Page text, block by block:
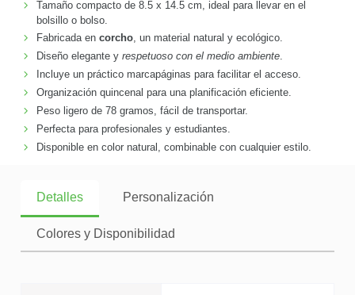
Tamaño compacto de 8.5 x 14.5 cm, ideal para llevar en el
bolsillo o bolso.
Fabricada en corcho, un material natural y ecológico.
Diseño elegante y respetuoso con el medio ambiente.
Incluye un práctico marcapáginas para facilitar el acceso.
Organización quincenal para una planificación eficiente.
Peso ligero de 78 gramos, fácil de transportar.
Perfecta para profesionales y estudiantes.
Disponible en color natural, combinable con cualquier estilo.
Detalles Personalización
Colores y Disponibilidad